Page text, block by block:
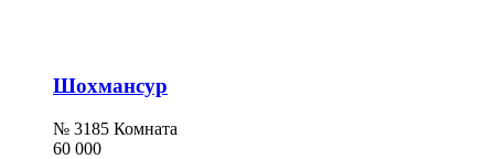
Шохмансур
№ 3185 Комната
60 000